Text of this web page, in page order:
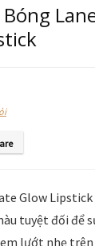
Glow
tuyệt đối để
lướt nhẹ